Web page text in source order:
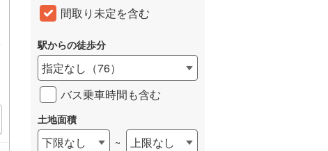
間取り未定を含む
駅からの徒歩分
指定なし （76）
バス乗車時間も含む
土地面積
下限なし ~ 上限なし